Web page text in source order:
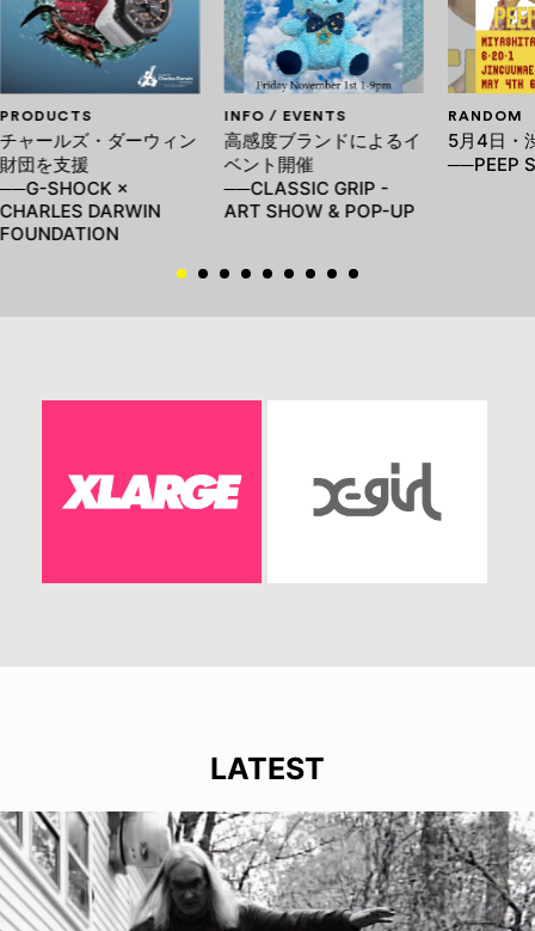
PRODUCTS
チャールズ・ダーウィン
財団を支援
──G-SHOCK ×
CHARLES DARWIN
FOUNDATION
INFO / EVENTS
高感度ブランドによるイ
ベント開催
──CLASSIC GRIP -
ART SHOW & POP-UP
RANDOM
5月4日・
──PEEP
LATEST